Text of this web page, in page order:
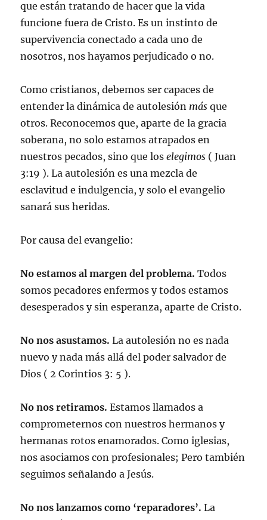
que están tratando de hacer que la vida
funcione fuera de Cristo. Es un instinto de
supervivencia conectado a cada uno de
nosotros, nos hayamos perjudicado o no.
Como cristianos, debemos ser capaces de
entender la dinámica de autolesión más que
otros. Reconocemos que, aparte de la gracia
soberana, no solo estamos atrapados en
nuestros pecados, sino que loselegimos (Juan
3:19 ). La autolesión es una mezcla de
esclavitud e indulgencia, y solo el evangelio
sanará sus heridas.
Por causa del evangelio:
No estamos al margen del problema.Todos
somos pecadores enfermos y todos estamos
desesperados y sin esperanza, aparte de Cristo.
No nos asustamos.La autolesión no es nada
nuevo y nada más allá del poder salvador de
Dios ( 2 Corintios 3: 5 ).
No nos retiramos.Estamos llamados a
comprometernos con nuestros hermanos y
hermanas rotos enamorados. Como iglesias,
nos asociamos con profesionales; Pero también
seguimos señalando a Jesús.
No nos lanzamos como ‘reparadores’.La